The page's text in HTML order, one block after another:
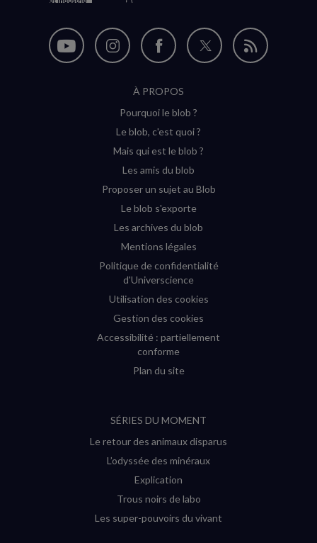
Nous
Nous
Instagram
(nouvelle
Nous
sur
Facebook
(nouvelle
Nous
Flux
À PROPOS
Pourquoi le blob ?
Le blob, c'est quoi ?
Mais qui est le blob ?
Les amis du blob
Proposer un sujet au Blob
Le blob s'exporte
Les archives du blob
Mentions légales
Politique de confidentialité
d'Universcience
Utilisation des cookies
Gestion des cookies
Accessibilité : partiellement
conforme
Plan du site
SÉRIES DU MOMENT
Le retour des animaux disparus
L’odyssée des minéraux
Explication
Trous noirs de labo
Les super-pouvoirs du vivant